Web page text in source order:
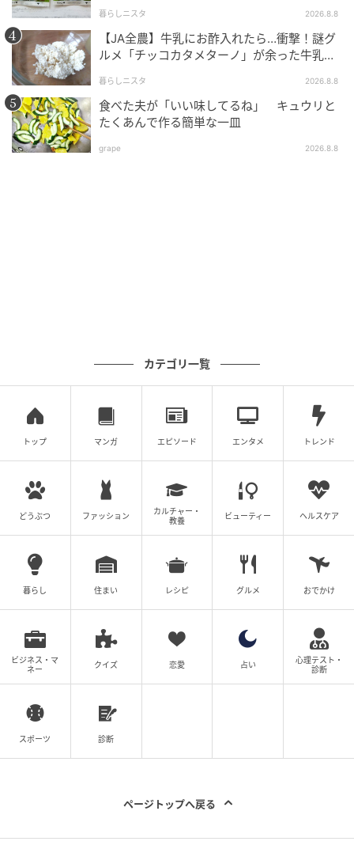
暮らしニスタ 2026.8.8
【JA全農】牛乳にお酢入れたら…衝撃！謎グ
ルメ「チッコカタメターノ」が余った牛乳の
暮らしニスタ 2026.8.8
食べた夫が「いい味してるね」 キュウリと
たくあんで作る簡単な一皿
grape 2026.8.8
カテゴリ一覧
トップ マンガ エピソード エンタメ トレンド
どうぶつ ファッション
カルチャー・
教養
ビューティー ヘルスケア
暮らし 住まい レシピ グルメ おでかけ
ビジネス・マ
ネー
クイズ 恋愛 占い
心理テスト・
診断
スポーツ 診断
ページトップへ戻る